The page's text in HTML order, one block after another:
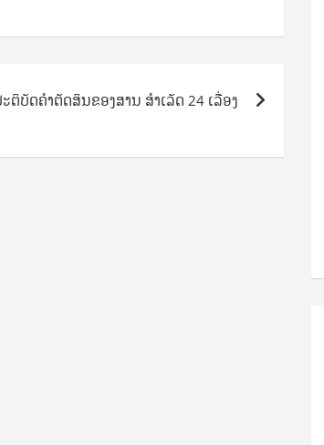
ຕິບັດຄໍາຕັດສິນຂອງສານ ສໍາເລັດ 24 ເລື່ອງ